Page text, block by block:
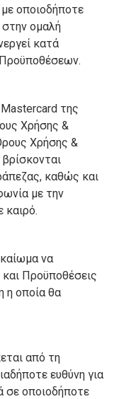
οποιοδήποτε
στην ομαλή
κατά
της
Χρήσης &
Χρήσης &
καθώς και
με την
καιρό.
να
Προϋποθέσεις
η οποία θα
από τη
ευθύνη για
σε οποιοδήποτε